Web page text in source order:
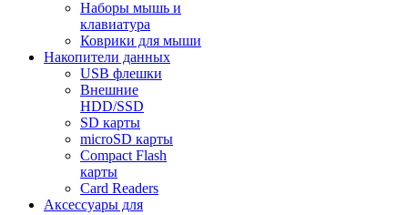
Наборы мышь и
клавиатура
Коврики для мыши
Накопители данных
USB флешки
Внешние
HDD/SSD
SD карты
microSD карты
Compact Flash
карты
Card Readers
Аксессуары для